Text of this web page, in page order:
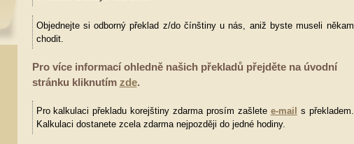
Objednejte si odborný překlad z/do čínštiny u nás, aniž byste museli někam
chodit.
Pro více informací ohledně našich překladů přejděte na úvodní
stránku kliknutím zde.
Pro kalkulaci překladu korejštiny zdarma prosím zašlete e-mail
s překladem.
Kalkulaci dostanete zcela zdarma nejpozději do jedné hodiny.